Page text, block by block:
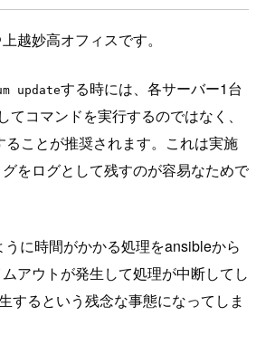
越妙高オフィスです。
updateする時には、各サーバー1台
コマンドを実行するのではなく、
ことが推奨されます。これは実施
をログとして残すのが容易なためで
に時間がかかる処理をansibleから
アウトが発生して処理が中断してし
するという残念な事態になってしま